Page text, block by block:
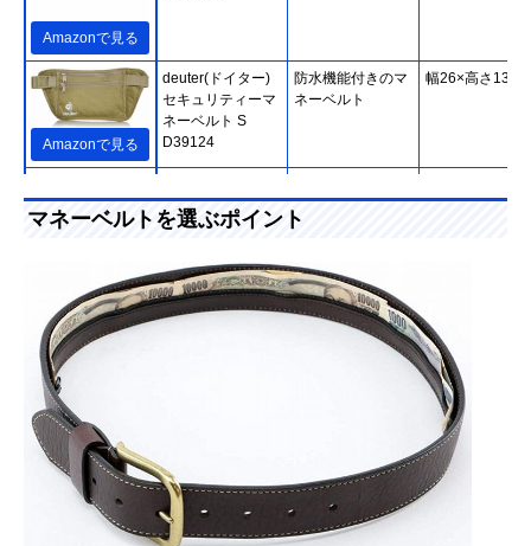
Amazonで見る
Amazonで見る
deuter(ドイター)
セキュリティーマ
ネーベルト S
D39124
防水機能付きのマ
ネーベルト
幅26×高さ13cm
ールドア) セキュ
リティポーチ
えるカバンタイプ
Amazonで見る
pacsafe(パックセ
ーフ) キャッシュ
セーフ 盗難防止
幅70cmの収納ス
ペースを備えたシ
ンプルなベルト
Amazonで見る
幅24.5×高さ
厚さ1.3cm
Amazonで見る
Thomas Bates
Designs ハイカー
マネーベルト
旅行先のアウトド
アでの着用もOK
約長さ56cm
マネーベルトを選ぶポイント